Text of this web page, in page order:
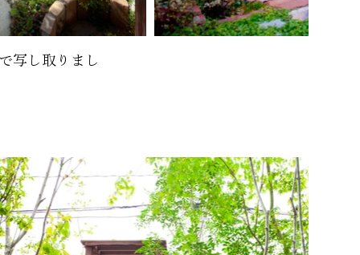
写し取りまし